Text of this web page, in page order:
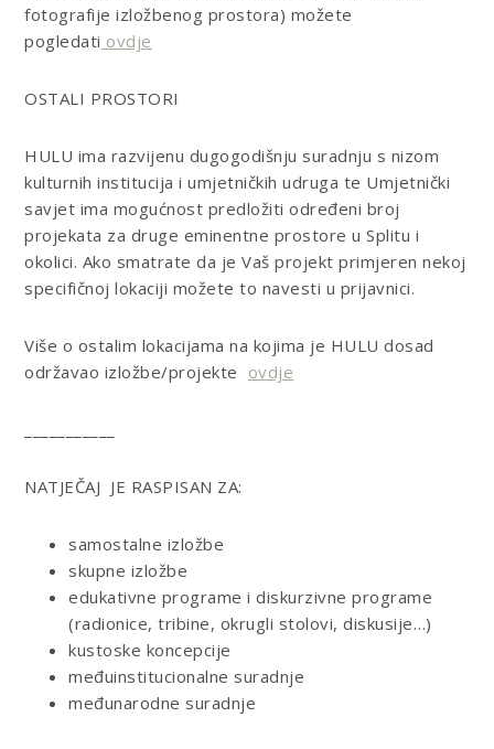
fotografije izložbenog prostora) možete
pogledati ovdje
OSTALI PROSTORI
HULU ima razvijenu dugogodišnju suradnju s nizom
kulturnih institucija i umjetničkih udruga te Umjetnički
savjet ima mogućnost predložiti određeni broj
projekata za druge eminentne prostore u Splitu i
okolici. Ako smatrate da je Vaš projekt primjeren nekoj
specifičnoj lokaciji možete to navesti u prijavnici.
Više o ostalim lokacijama na kojima je HULU dosad
održavao izložbe/projekte ovdje
NATJEČAJ JE RASPISAN ZA:
samostalne izložbe
skupne izložbe
edukativne programe i diskurzivne programe
(radionice, tribine, okrugli stolovi, diskusije…)
kustoske koncepcije
međuinstitucionalne suradnje
međunarodne suradnje